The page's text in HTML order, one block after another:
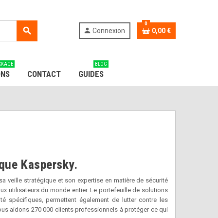
search person Connexion
0
0,00 €
CONTACT GUIDES
BLOG
Kaspersky.
veille stratégique et son expertise en matière de sécurité
utilisateurs du monde entier. Le portefeuille de solutions
spécifiques, permettent également de lutter contre les
aidons 270 000 clients professionnels à protéger ce qui